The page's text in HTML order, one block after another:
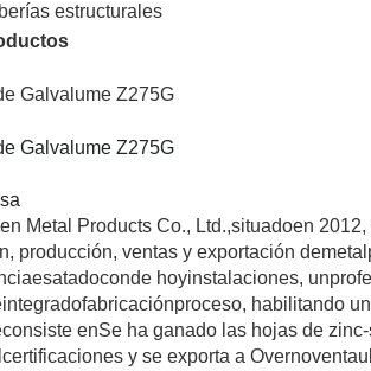
estructurales
Metal Products Co., Ltd.,situadoen 2012,
producción, ventas y exportación demetal
esatadoconde hoyinstalaciones, un
integradofabricaciónproceso, habilitando
consiste enSe ha ganado las hojas de
certificaciones y se exporta a Overnoventa